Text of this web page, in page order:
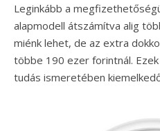
Leginkább a
alapmodell átszámítva alig
miénk lehet, de az extra
többe 190 ezer forintnál.
tudás ismeretében